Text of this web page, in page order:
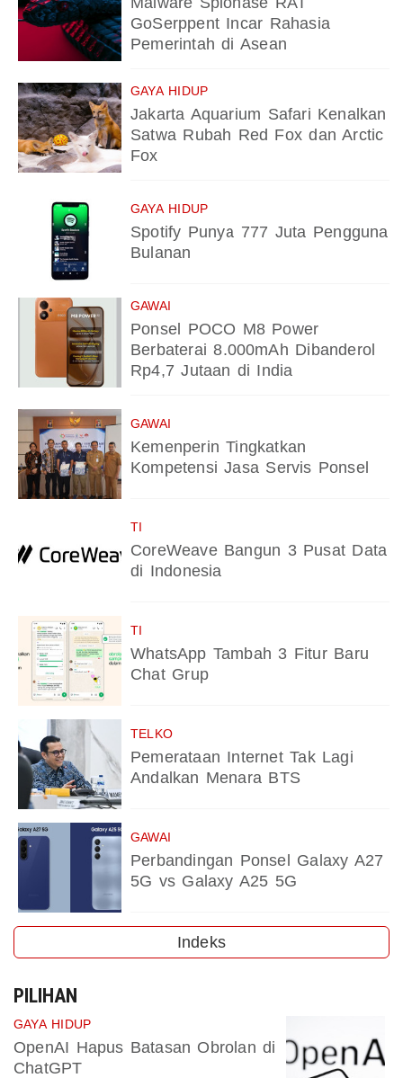
GoSerppent Incar Rahasia
Pemerintah di Asean
GAYA HIDUP
Jakarta Aquarium Safari Kenalkan
Satwa Rubah Red Fox dan Arctic
Fox
GAYA HIDUP
Spotify Punya 777 Juta Pengguna
Bulanan
GAWAI
Ponsel POCO M8 Power
Berbaterai 8.000mAh Dibanderol
Rp4,7 Jutaan di India
GAWAI
Kemenperin Tingkatkan
Kompetensi Jasa Servis Ponsel
TI
CoreWeave Bangun 3 Pusat Data
di Indonesia
TI
WhatsApp Tambah 3 Fitur Baru
Chat Grup
TELKO
Pemerataan Internet Tak Lagi
Andalkan Menara BTS
GAWAI
Perbandingan Ponsel Galaxy A27
5G vs Galaxy A25 5G
Indeks
PILIHAN
GAYA HIDUP
OpenAI Hapus Batasan Obrolan di
ChatGPT